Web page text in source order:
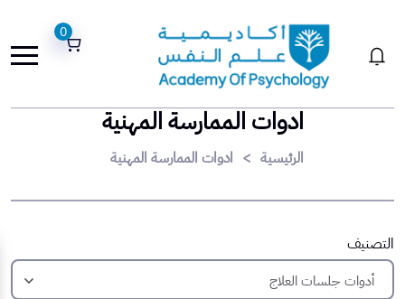
0
ادوات الممارسة المهنية
الرئيسية > ادوات الممارسة المهنية
التصنيف